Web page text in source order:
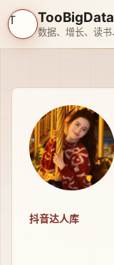
T TooBigData
抖音达人库